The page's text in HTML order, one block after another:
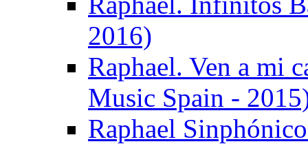
2016)
Raphael. Ven a mi
Music Spain -
Raphael